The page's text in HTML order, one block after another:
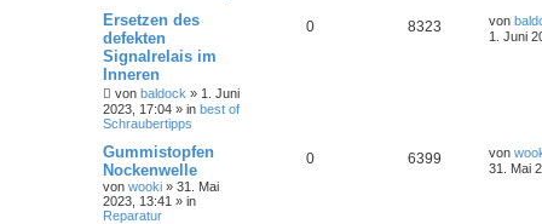
Ersetzen des
defekten
Signalrelais im
Inneren
von baldock » 1. Juni
2023, 17:04 » in best of
Schraubertipps
0 8323 von
1. Juni
Gummistopfen
Nockenwelle
von wooki » 31. Mai
2023, 13:41 » in
Reparatur
0 6399 von
31. Mai